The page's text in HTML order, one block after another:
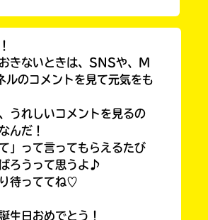
きないときは、SNSや、M
のコメントを見て元気をも
うれしいコメントを見るの
んだ！
」って言ってもらえるたび
ろうって思うよ♪
待っててね♡
生日おめでとう！